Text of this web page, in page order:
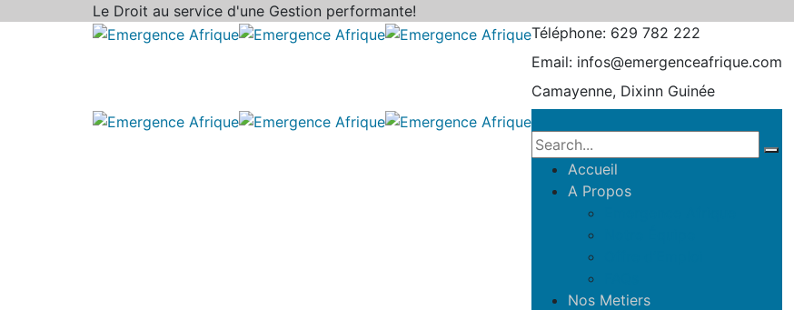
Le Droit au service d'une Gestion performante!
Téléphone: 629 782 222
Email: infos@emergenceafrique.com
Camayenne, Dixinn Guinée
Accueil
A Propos
Nos Metiers